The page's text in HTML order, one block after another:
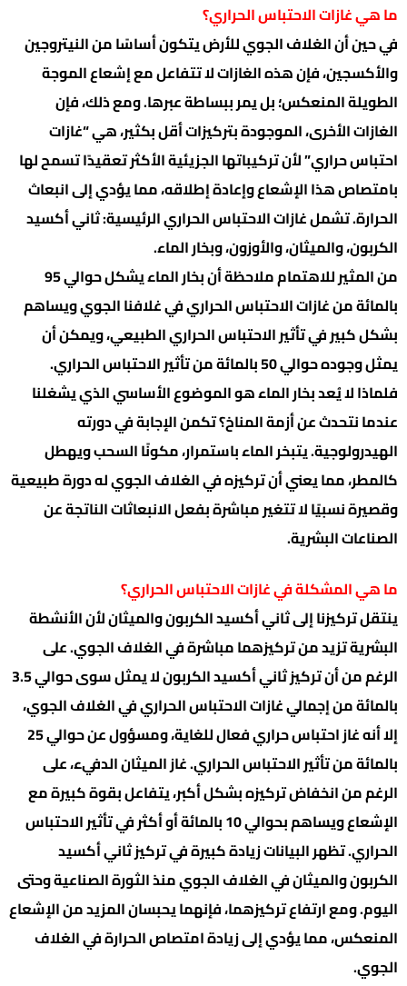
ما هي غازات الاحتباس الحراري؟
في حين أن الغلاف الجوي للأرض يتكون أساسًا من النيتروجين
والأكسجين، فإن هذه الغازات لا تتفاعل مع إشعاع الموجة
الطويلة المنعكس؛ بل يمر ببساطة عبرها. ومع ذلك، فإن
الغازات الأخرى، الموجودة بتركيزات أقل بكثير، هي “غازات
احتباس حراري” لأن تركيباتها الجزيئية الأكثر تعقيدًا تسمح لها
بامتصاص هذا الإشعاع وإعادة إطلاقه، مما يؤدي إلى انبعاث
الحرارة. تشمل غازات الاحتباس الحراري الرئيسية: ثاني أكسيد
الكربون، والميثان، والأوزون، وبخار الماء.
من المثير للاهتمام ملاحظة أن بخار الماء يشكل حوالي 95
بالمائة من غازات الاحتباس الحراري في غلافنا الجوي ويساهم
بشكل كبير في تأثير الاحتباس الحراري الطبيعي، ويمكن أن
يمثل وجوده حوالي 50 بالمائة من تأثير الاحتباس الحراري.
فلماذا لا يُعد بخار الماء هو الموضوع الأساسي الذي يشغلنا
عندما نتحدث عن أزمة المناخ؟ تكمن الإجابة في دورته
الهيدرولوجية. يتبخر الماء باستمرار، مكونًا السحب ويهطل
كالمطر، مما يعني أن تركيزه في الغلاف الجوي له دورة طبيعية
وقصيرة نسبيًا لا تتغير مباشرة بفعل الانبعاثات الناتجة عن
الصناعات البشرية.
ما هي المشكلة في غازات الاحتباس الحراري؟
ينتقل تركيزنا إلى ثاني أكسيد الكربون والميثان لأن الأنشطة
البشرية تزيد من تركيزهما مباشرة في الغلاف الجوي. على
الرغم من أن تركيز ثاني أكسيد الكربون لا يمثل سوى حوالي 3.5
بالمائة من إجمالي غازات الاحتباس الحراري في الغلاف الجوي،
إلا أنه غاز احتباس حراري فعال للغاية، ومسؤول عن حوالي 25
بالمائة من تأثير الاحتباس الحراري. غاز الميثان الدفيء، على
الرغم من انخفاض تركيزه بشكل أكبر، يتفاعل بقوة كبيرة مع
الإشعاع ويساهم بحوالي 10 بالمائة أو أكثر في تأثير الاحتباس
الحراري. تظهر البيانات زيادة كبيرة في تركيز ثاني أكسيد
الكربون والميثان في الغلاف الجوي منذ الثورة الصناعية وحتى
اليوم. ومع ارتفاع تركيزهما، فإنهما يحبسان المزيد من الإشعاع
المنعكس، مما يؤدي إلى زيادة امتصاص الحرارة في الغلاف
الجوي.